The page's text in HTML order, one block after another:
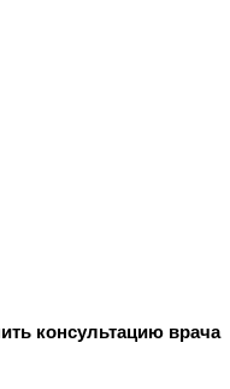
консультацию врача